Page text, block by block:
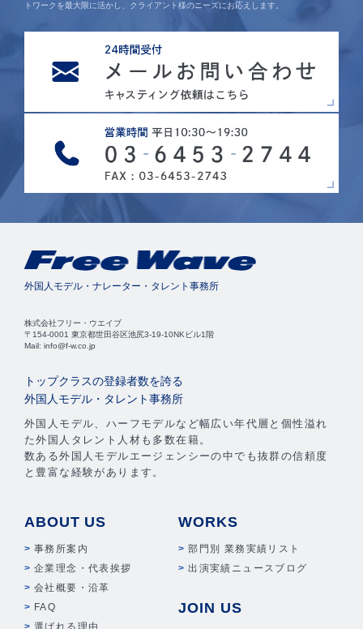
トワークを最大限に活かし、クライアント様のニーズにお応えします。
外国人モデル・ナレーター・タレント事務所
株式会社フリー・ウエイブ
〒154-0001 東京都世田谷区池尻3-19-10NKビル1階
Mail: info@f-w.co.jp
トップクラスの登録者数を誇る
外国人モデル・タレント事務所
外国人モデル、ハーフモデルなど幅広い年代層と個性溢れ
た外国人タレント人材も多数在籍。
数ある外国人モデルエージェンシーの中でも抜群の信頼度
と豊富な経験があります。
ABOUT US
事務所案内
企業理念・代表挨拶
会社概要・沿革
FAQ
WORKS
部門別 業務実績リスト
出演実績ニュースブログ
JOIN US